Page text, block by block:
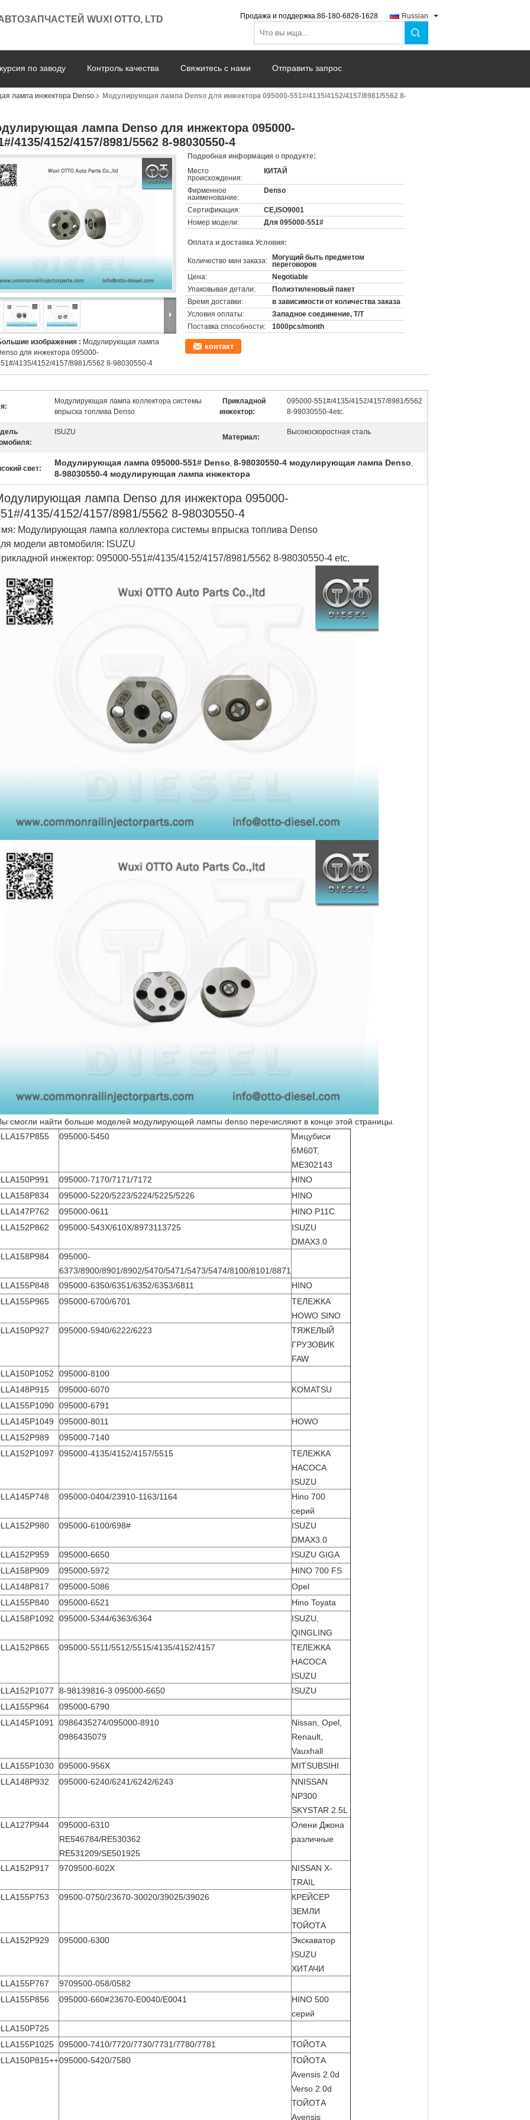
WUXI ОТТО, LTD Продажа и поддержка:86-180-6828-1628 Russian
по заводу Контроль качества Свяжитесь с нами Отправить запрос
лампа инжектора Denso
Модулирующая лампа Denso для инжектора 095000-551#/4135/4152/4157/8981/5562 8-
лампа Denso для инжектора 095000-
4135/4152/4157/8981/5562 8-98030550-4
изображения : Модулирующая лампа
для инжектора 095000-
4135/4152/4157/8981/5562 8-98030550-4
Подробная информация о продукте:
Место
происхождения:
КИТАЙ
Фирменное
наименование:
Denso
Сертификация:
CE,ISO9001
Номер модели:
Для 095000-551#
Оплата и доставка Условия:
Количество мин заказа:
Могущий быть предметом
переговоров
Цена:
Negotiable
Упаковывая детали:
Полиэтиленовый пакет
Время доставки:
в зависимости от количества заказа
Условия оплаты:
Западное соединение, T/T
Поставка способности:
1000pcs/month
контакт
Модулирующая лампа коллектора системы
впрыска топлива Denso
Прикладной
инжектор:
095000-551#/4135/4152/4157/8981/5562
8-98030550-4etc.
ISUZU
Материал:
Высокоскоростная сталь
свет:
Модулирующая лампа 095000-551# Denso, 8-98030550-4 модулирующая лампа Denso,
8-98030550-4 модулирующая лампа инжектора
лампа Denso для инжектора 095000-
4135/4152/4157/8981/5562 8-98030550-4
Модулирующая лампа коллектора системы впрыска топлива Denso
модели автомобиля: ISUZU
инжектор: 095000-551#/4135/4152/4157/8981/5562 8-98030550-4 etc.
смогли найти больше моделей модулирующей лампы denso перечисляют в конце этой страницы.
095000-5450
Мицубиси
6M60T,
ME302143
095000-7170/7171/7172
HINO
095000-5220/5223/5224/5225/5226
HINO
095000-0611
HINO P11C
095000-543X/610X/8973113725
ISUZU
DMAX3.0
095000-
6373/8900/8901/8902/5470/5471/5473/5474/8100/8101/8871
095000-6350/6351/6352/6353/6811
HINO
095000-6700/6701
ТЕЛЕЖКА
HOWO SINO
095000-5940/6222/6223
ТЯЖЕЛЫЙ
ГРУЗОВИК
FAW
095000-8100
095000-6070
KOMATSU
095000-6791
095000-8011
HOWO
095000-7140
095000-4135/4152/4157/5515
ТЕЛЕЖКА
НАСОСА
ISUZU
095000-0404/23910-1163/1164
Hino 700
серий
095000-6100/698#
ISUZU
DMAX3.0
095000-6650
ISUZU GIGA
095000-5972
HINO 700 FS
095000-5086
Opel
095000-6521
Hino Toyata
095000-5344/6363/6364
ISUZU,
QINGLING
095000-5511/5512/5515/4135/4152/4157
ТЕЛЕЖКА
НАСОСА
ISUZU
8-98139816-3 095000-6650
ISUZU
095000-6790
0986435274/095000-8910
0986435079
Nissan Opel
Renault
Vauxhall
095000-956X
MITSUBSIHI
095000-6240/6241/6242/6243
NNISSAN
NP300
SKYSTAR 2.5L
095000-6310
RE546784/RE530362
RE531209/SE501925
Олени Джона
различные
9709500-602X
NISSAN X-
TRAIL
09500-0750/23670-30020/39025/39026
КРЕЙСЕР
ЗЕМЛИ
ТОЙОТА
095000-6300
Экскаватор
ISUZU
ХИТАЧИ
9709500-058/0582
095000-660#23670-E0040/E0041
HINO 500
серий
095000-7410/7720/7730/7731/7780/7781
ТОЙОТА
095000-5420/7580
ТОЙОТА
Avensis 2.0d
Verso 2.0d
ТОЙОТА
Avensis